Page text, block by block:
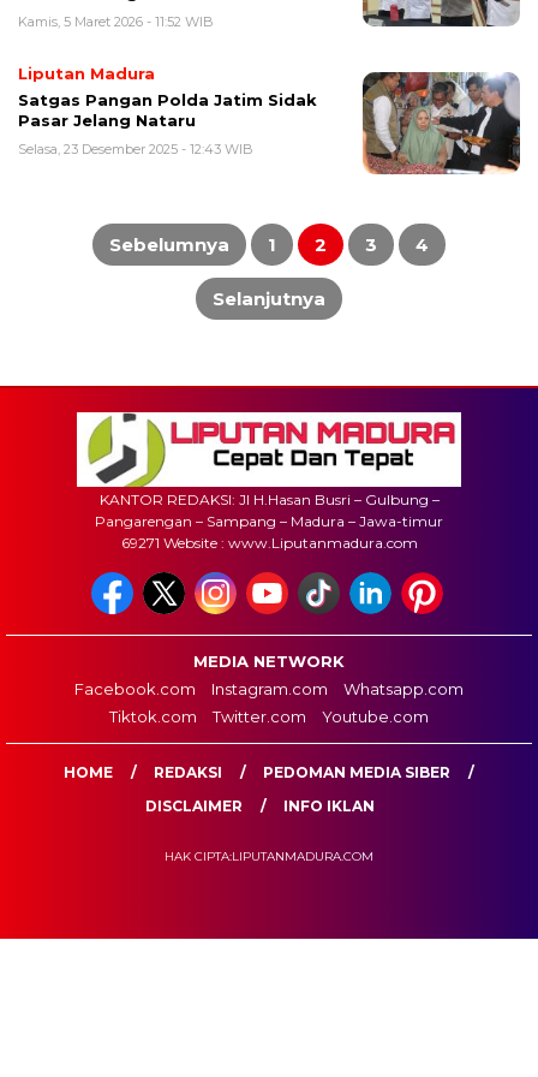
Kamis, 5 Maret 2026 - 11:52 WIB
Liputan Madura
Satgas Pangan Polda Jatim Sidak
Pasar Jelang Nataru
Selasa, 23 Desember 2025 - 12:43 WIB
Paginasi
Sebelumnya 1 2 3 4
Selanjutnya
KANTOR REDAKSI: Jl H.Hasan Busri – Gulbung –
Pangarengan – Sampang – Madura – Jawa-timur
69271 Website : www.Liputanmadura.com
MEDIA NETWORK
Facebook.com
Instagram.com
Whatsapp.com
Tiktok.com
Twitter.com Youtube.com
HOME REDAKSI
PEDOMAN MEDIA SIBER
DISCLAIMER
INFO IKLAN
HAK CIPTA:LIPUTANMADURA.COM